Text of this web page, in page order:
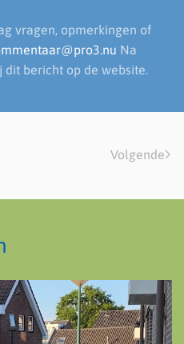
vragen, opmerkingen of
Na
bericht op de website.
Volgende